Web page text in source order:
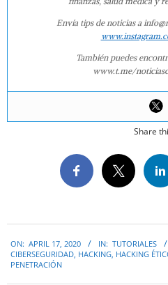
Envía tips de noticias a
También puedes
www.t.me/
Share
04-
17
ON: APRIL 17, 2020 IN: TUTORIALES
CIBERSEGURIDAD, HACKING, HACKING
PENETRACIÓN